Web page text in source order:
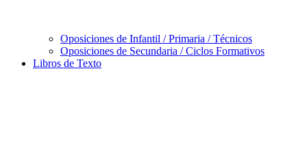
Oposiciones de Infantil / Primaria / Técnicos
Oposiciones de Secundaria / Ciclos Formativos
Libros de Texto